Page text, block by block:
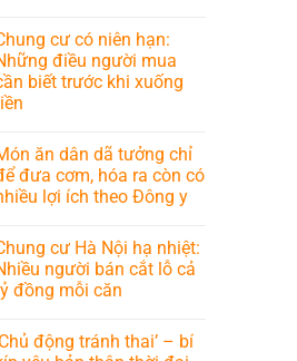
cư có niên hạn:
điều người mua
biết trước khi xuống
ăn dân dã tưởng chỉ
đưa cơm, hóa ra còn có
lợi ích theo Đông y
cư Hà Nội hạ nhiệt:
người bán cắt lỗ cả
đồng mỗi căn
động tránh thai’ – bí